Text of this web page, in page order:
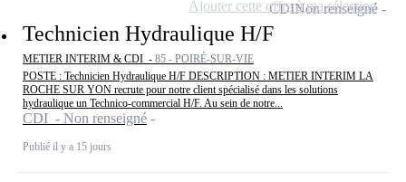
Technicien Hydraulique H/F
METIER INTERIM & CDI - 85 - POIRÉ-SUR-VIE
POSTE : Technicien Hydraulique H/F DESCRIPTION : METIER INTERIM LA
ROCHE SUR YON recrute pour notre client spécialisé dans les solutions
hydraulique un Technico-commercial H/F. Au sein de notre...
CDI - Non renseigné
Publié il y a 15 jours
CDINon renseigné
Ajouter cette offre à ma sélection